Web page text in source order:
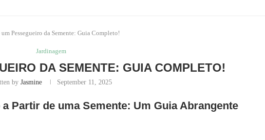
Pessegueiro da Semente: Guia Completo!
Jardinagem
DA SEMENTE: GUIA COMPLETO!
by Jasmine September 11, 2025
Partir de uma Semente: Um Guia Abrangente